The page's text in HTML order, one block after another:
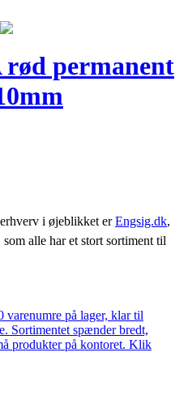
permanent
i øjeblikket erEngsig.dk,
som alle har et stort sortiment til
varenumre på lager, klar til
Sortimentet spænder bredt,
produkter på kontoret. Klik